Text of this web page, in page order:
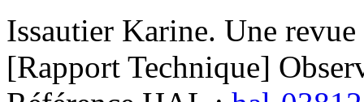
Issautier Karine. Une
[Rapport Technique]